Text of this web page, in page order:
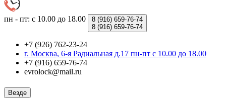
пн - пт: с 10.00 до 18.00 8 (916) 659-76-74
8 (916) 659-76-74
+7 (926) 762-23-24
г. Москва, 6-я Радиальная д.17 пн-пт с 10.00 до 18.00
+7 (916) 659-76-74
evrolock@mail.ru
Везде